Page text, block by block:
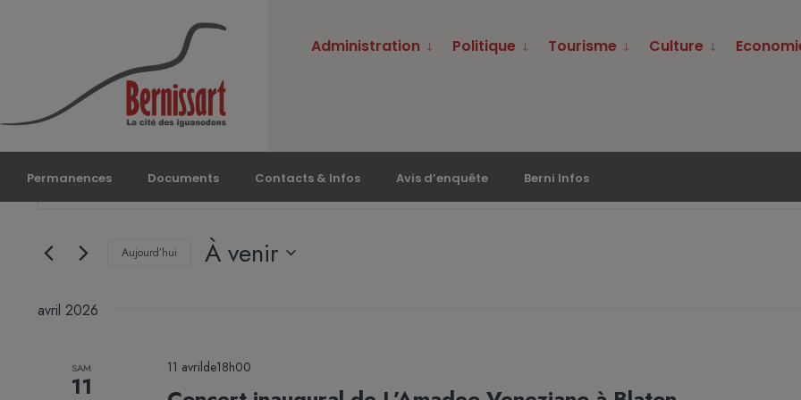
Administration Politique Tourisme Culture
Permanences Documents Contacts & Infos Avis d’enquête Berni Infos
et
navigation
vues
Saisir
mot-
Rechercher
par
Aujourd’hui À venir
avril 2026
SAM
11
11 avrilde18h00